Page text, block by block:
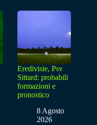
Eredivisie, Psv
Sittard: probabili
formazioni e
pronostico
8 Agosto
2026